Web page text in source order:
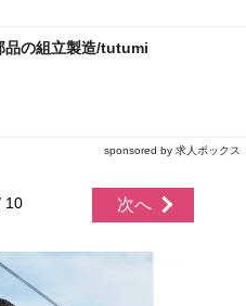
品の組立製造/tutumi
sponsored by 求人ボックス
10 次へ